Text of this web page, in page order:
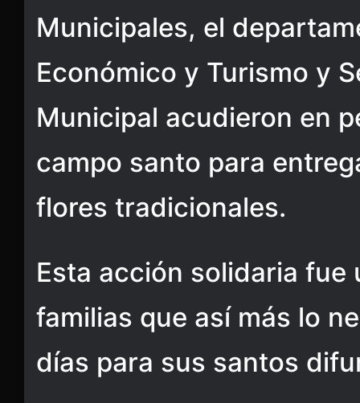
Municipales, el
Económico y Turismo y
Municipal acudieron en
campo santo para
flores tradicionales.
Esta acción solidaria fue
familias que así más lo
días para sus santos